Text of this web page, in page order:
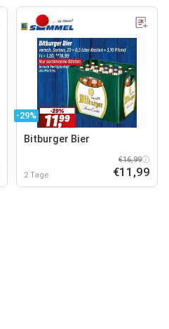
-29%
Bitburger Bier
2 Tage
€16,99
€11,99